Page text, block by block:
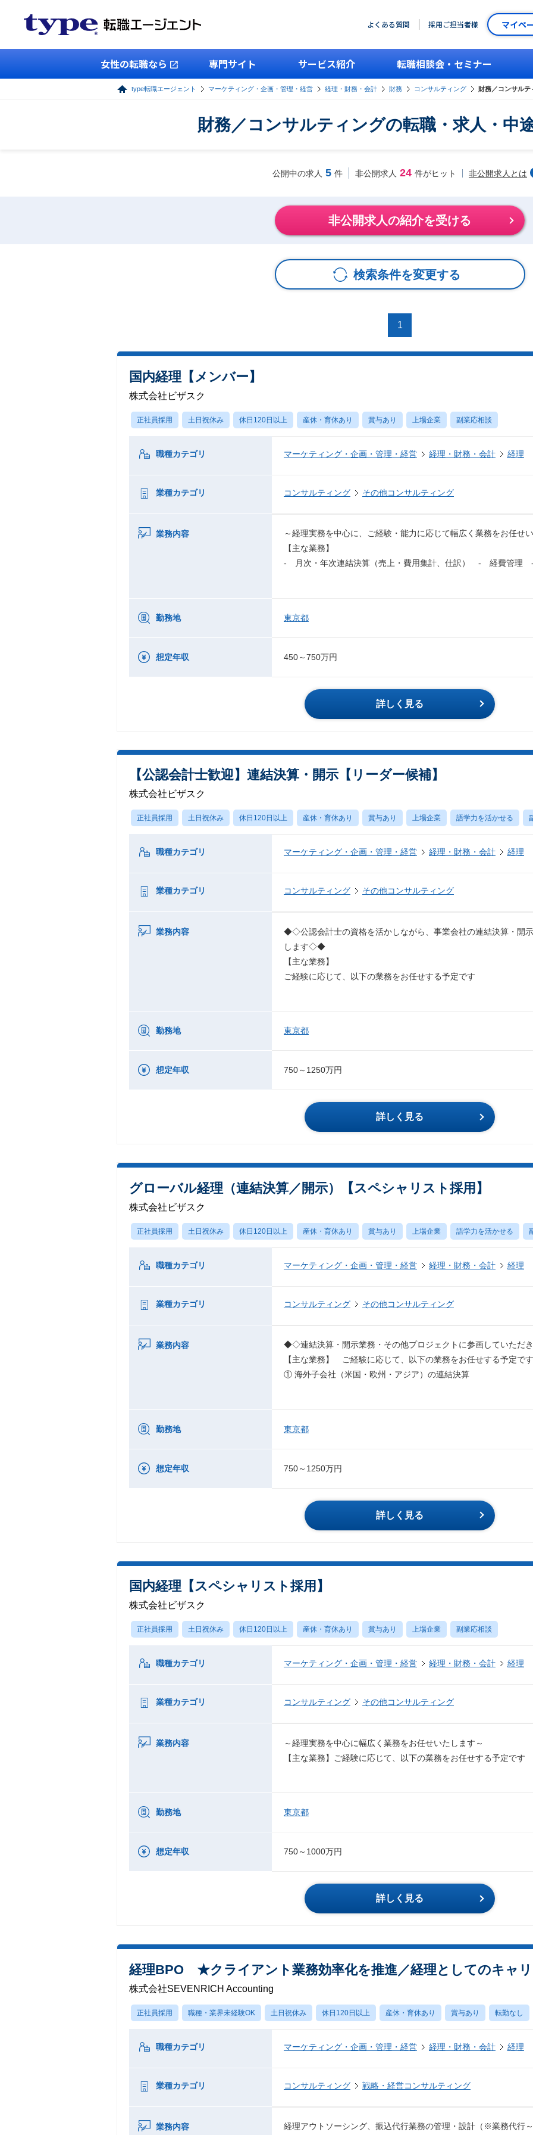
よくある質問 採用ご担当者様 マイペ
女性の転職なら 専門サイト サービス紹介 転職相談会・セミナー
type転職エージェント マーケティング・企画・管理・経営 経理・財務・会計 財務 コンサルティング 財務／コンサル
財務／コンサルティングの転職・求人・中
公開中の求人 5 件 非公開求人 24 件がヒット 非公開求人とは
非公開求人の紹介を受ける
検索条件を変更する
1
国内経理【メンバー】
株式会社ビザスク
正社員採用 土日祝休み 休日120日以上 産休・育休あり 賞与あり 上場企業 副業応相談
職種カテゴリ マーケティング・企画・管理・経営 経理・財務・会計 経理
業種カテゴリ コンサルティング その他コンサルティング
業務内容
～経理実務を中心に、ご経験・能力に応じて幅広く業務をお任せ
【主な業務】
- 月次・年次連結決算（売上・費用集計、仕訳） - 経費管理
勤務地 東京都
想定年収 450～750万円
詳しく見る
【公認会計士歓迎】連結決算・開示【リーダー候補】
株式会社ビザスク
正社員採用 土日祝休み 休日120日以上 産休・育休あり 賞与あり 上場企業 語学力を活かせる
職種カテゴリ マーケティング・企画・管理・経営 経理・財務・会計 経理
業種カテゴリ コンサルティング その他コンサルティング
業務内容
◆◇公認会計士の資格を活かしながら、事業会社の連結決算・開
します◇◆
【主な業務】
ご経験に応じて、以下の業務をお任せする予定です
勤務地 東京都
想定年収 750～1250万円
詳しく見る
グローバル経理（連結決算／開示）【スペシャリスト採用】
株式会社ビザスク
正社員採用 土日祝休み 休日120日以上 産休・育休あり 賞与あり 上場企業 語学力を活かせる
職種カテゴリ マーケティング・企画・管理・経営 経理・財務・会計 経理
業種カテゴリ コンサルティング その他コンサルティング
業務内容
◆◇連結決算・開示業務・その他プロジェクトに参画していただ
【主な業務】 ご経験に応じて、以下の業務をお任せする予定です
① 海外子会社（米国・欧州・アジア）の連結決算
勤務地 東京都
想定年収 750～1250万円
詳しく見る
国内経理【スペシャリスト採用】
株式会社ビザスク
正社員採用 土日祝休み 休日120日以上 産休・育休あり 賞与あり 上場企業 副業応相談
職種カテゴリ マーケティング・企画・管理・経営 経理・財務・会計 経理
業種カテゴリ コンサルティング その他コンサルティング
業務内容
～経理実務を中心に幅広く業務をお任せいたします～
【主な業務】ご経験に応じて、以下の業務をお任せする予定です
勤務地 東京都
想定年収 750～1000万円
詳しく見る
経理BPO ★クライアント業務効率化を推進／経理としてのキャ
株式会社SEVENRICH Accounting
正社員採用 職種・業界未経験OK 土日祝休み 休日120日以上 産休・育休あり 賞与あり 転勤なし
職種カテゴリ マーケティング・企画・管理・経営 経理・財務・会計 経理
業種カテゴリ コンサルティング 戦略・経営コンサルティング
業務内容 経理アウトソーシング、振込代行業務の管理・設計（※業務代行～